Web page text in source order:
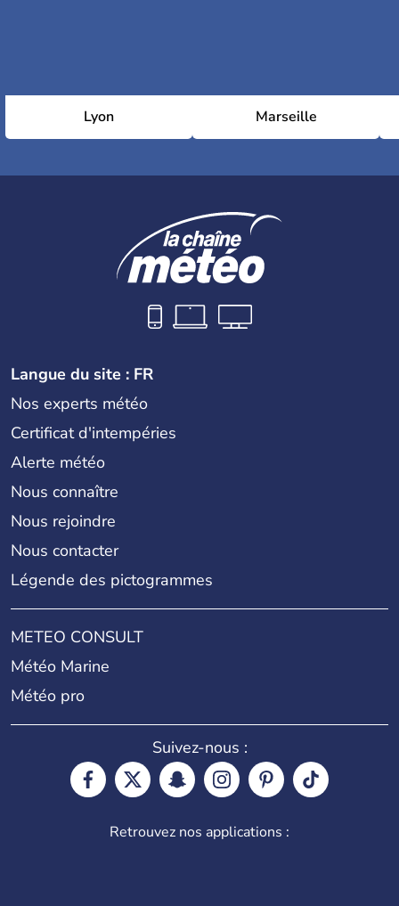
Lyon Marseille
Langue du site : FR
Nos experts météo
Certificat d'intempéries
Alerte météo
Nous connaître
Nous rejoindre
Nous contacter
Légende des pictogrammes
METEO CONSULT
Météo Marine
Météo pro
Suivez-nous :
Retrouvez nos applications :